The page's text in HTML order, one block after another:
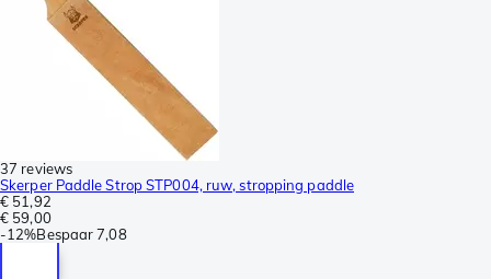
37 reviews
Skerper Paddle Strop STP004, ruw, stropping paddle
€ 51,92
€ 59,00
-12%Bespaar 7,08